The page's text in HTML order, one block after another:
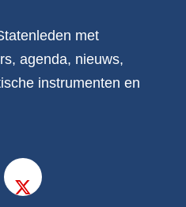
met
agenda, nieuws,
instrumenten en